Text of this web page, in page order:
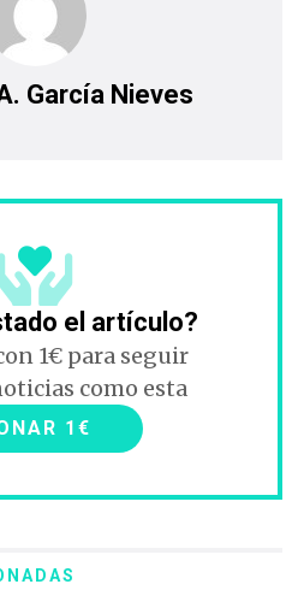
García Nieves
el artículo?
1€ para seguir
como esta
1€